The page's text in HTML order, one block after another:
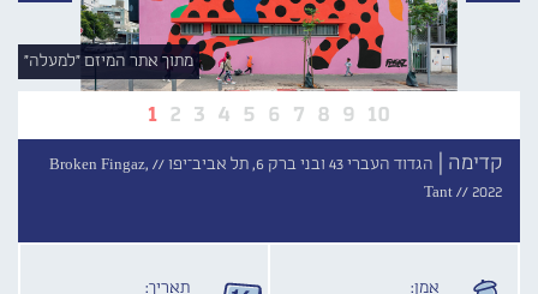
1 2 3 4 5 6 7 8 9 10
מתוך אתר המיזם "למעלה"
קדימה | הגדוד העברי 43 ובני ברק 6, תל אביב־יפו //
Broken Fingaz,
Tant // 2022
אמן:
תאריך: